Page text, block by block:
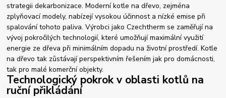
strategii dekarbonizace. Moderní kotle na dřevo, zejména
zplyňovací modely, nabízejí vysokou účinnost a nízké emise při
spalování tohoto paliva. Výrobci jako Czechtherm se zaměřují na
vývoj pokročilých technologií, které umožňují maximální využití
energie ze dřeva při minimálním dopadu na životní prostředí. Kotle
na dřevo tak zůstávají perspektivním řešením jak pro domácnosti,
tak pro malé komerční objekty.
Technologický pokrok v oblasti kotlů na
ruční přikládání